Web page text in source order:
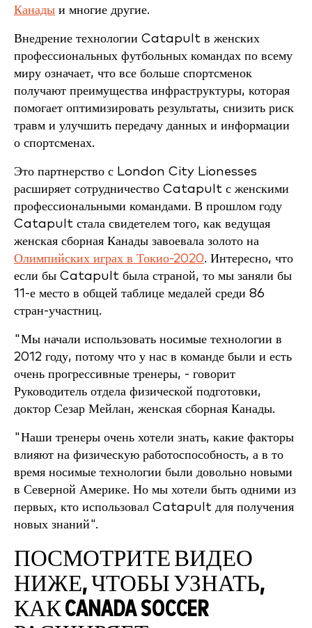
Канады и многие другие.
Внедрение технологии Catapult в женских
профессиональных футбольных командах по всему
миру означает, что все больше спортсменок
получают преимущества инфраструктуры, которая
помогает оптимизировать результаты, снизить риск
травм и улучшить передачу данных и информации
о спортсменах.
Это партнерство с London City Lionesses
расширяет сотрудничество Catapult с женскими
профессиональными командами. В прошлом году
Catapult стала свидетелем того, как ведущая
женская сборная Канады завоевала золото на
Олимпийских играх в Токио-2020. Интересно, что
если бы Catapult была страной, то мы заняли бы
11-е место в общей таблице медалей среди 86
стран-участниц.
"Мы начали использовать носимые технологии в
2012 году, потому что у нас в команде были и есть
очень прогрессивные тренеры, - говорит
Руководитель отдела физической подготовки,
доктор Сезар Мейлан, женская сборная Канады.
"Наши тренеры очень хотели знать, какие факторы
влияют на физическую работоспособность, а в то
время носимые технологии были довольно новыми
в Северной Америке. Но мы хотели быть одними из
первых, кто использовал Catapult для получения
новых знаний".
ПОСМОТРИТЕ ВИДЕО
НИЖЕ, ЧТОБЫ УЗНАТЬ,
КАК CANADA SOCCER